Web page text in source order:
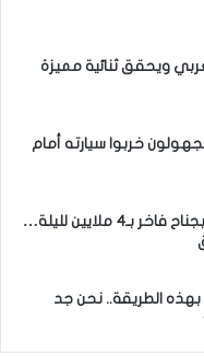
ويحقق ثنائية مميزة
خربوا سيارته أمام
زياش يتقاضى 200 مليون شهريا ويقيم بجناح فاخر بـ4 ملايين لليلة…
الطريقة.. نحن جد